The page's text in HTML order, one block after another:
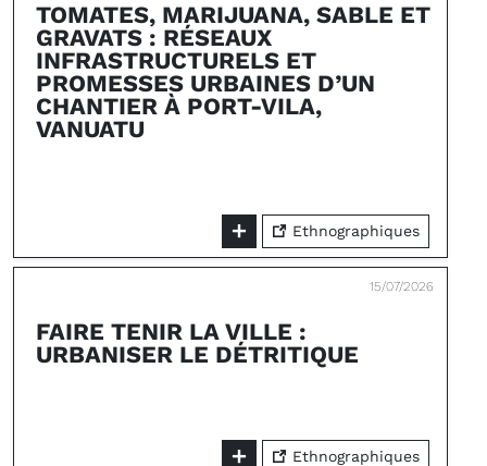
TOMATES, MARIJUANA, SABLE ET
GRAVATS : RÉSEAUX
INFRASTRUCTURELS ET
PROMESSES URBAINES D’UN
CHANTIER À PORT-VILA,
VANUATU
Ethnographiques
15/07/2026
FAIRE TENIR LA VILLE :
URBANISER LE DÉTRITIQUE
Ethnographiques